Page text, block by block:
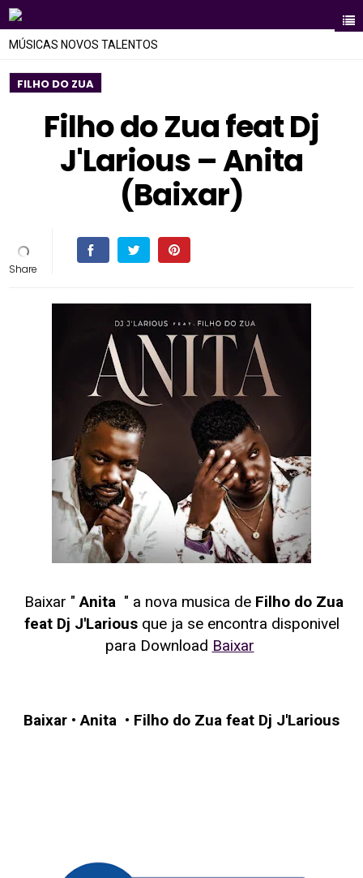
MÚSICAS NOVOS TALENTOS
FILHO DO ZUA
Filho do Zua feat Dj
J'Larious – Anita
(Baixar)
Baixar "Anita" a nova musica de Filho do Zua
feat Dj J'Larious que ja se encontra disponivel
para Download Baixar
Baixar •Anita • Filho do Zua feat Dj J'Larious